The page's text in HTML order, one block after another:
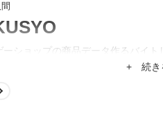
ーショップの商品データ作るバイ
+ 続き